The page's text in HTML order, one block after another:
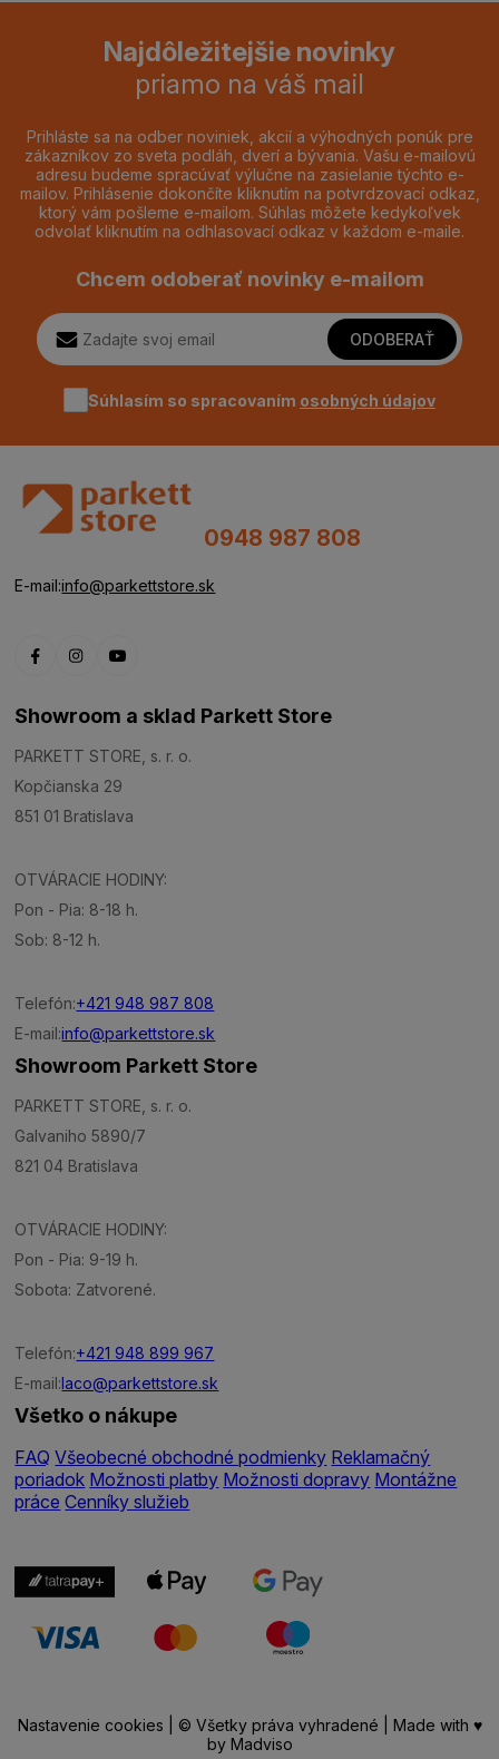
Najdôležitejšie novinky
priamo na váš mail
Prihláste sa na odber noviniek, akcií a výhodných ponúk pre
zákazníkov zo sveta podláh, dverí a bývania. Vašu e-mailovú
adresu budeme spracúvať výlučne na zasielanie týchto e-
mailov. Prihlásenie dokončíte kliknutím na potvrdzovací odkaz,
ktorý vám pošleme e-mailom. Súhlas môžete kedykoľvek
odvolať kliknutím na odhlasovací odkaz v každom e-maile.
Chcem odoberať novinky e-mailom
ODOBERAŤ
Súhlasím so spracovaním osobných údajov
0948 987 808
E-mail:info@parkettstore.sk
Showroom a sklad Parkett Store
PARKETT STORE, s. r. o.
Kopčianska 29
851 01 Bratislava
OTVÁRACIE HODINY:
Pon - Pia: 8-18 h.
Sob: 8-12 h.
Telefón:+421 948 987 808
E-mail:info@parkettstore.sk
Showroom Parkett Store
PARKETT STORE, s. r. o.
Galvaniho 5890/7
821 04 Bratislava
OTVÁRACIE HODINY:
Pon - Pia: 9-19 h.
Sobota: Zatvorené.
Telefón:+421 948 899 967
E-mail:laco@parkettstore.sk
Všetko o nákupe
FAQ Všeobecné obchodné podmienky Reklamačný
poriadok Možnosti platby Možnosti dopravy Montážne
práce Cenníky služieb
Nastavenie cookies | © Všetky práva vyhradené | Made with ♥
by Madviso